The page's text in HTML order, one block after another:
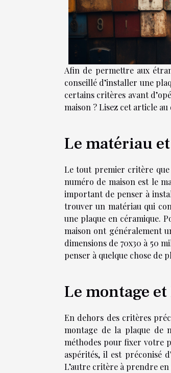
Afin de permettre aux
conseillé d’installer une
certains critères avant
maison ? Lisez cet article
Le matériau
Le tout premier critère
numéro de maison est le
important de penser à
trouver un matériau qui
une plaque en céramique.
maison ont généralement
dimensions de 70x30 à 50
penser à quelque chose de
Le montage
En dehors des critères
montage de la plaque de
méthodes pour fixer votre
aspérités, il est préconisé
L’autre critère à prendre